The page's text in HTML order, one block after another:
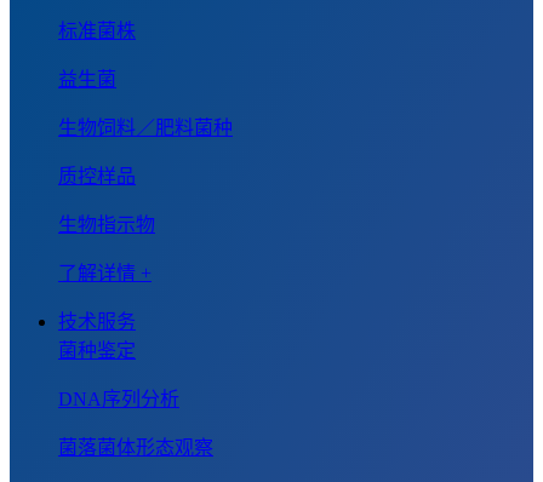
标准菌株
益生菌
生物饲料／肥料菌种
质控样品
生物指示物
了解详情 +
技术服务
菌种鉴定
DNA序列分析
菌落菌体形态观察